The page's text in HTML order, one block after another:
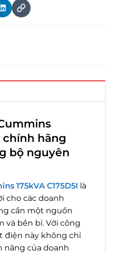
chính hãng
bộ nguyên
175kVA C175D5I là
cho các doanh
cần một nguồn
và bền bỉ. Với công
điện này không chỉ
năng của doanh